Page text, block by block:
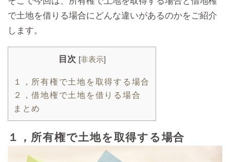
で土地を借りる場合にどんな違いがあるのかをご紹介
します。
目次 [非表示]
１，所有権で土地を取得する場合
２，借地権で土地を借りる場合
まとめ
１，所有権で土地を取得する場合